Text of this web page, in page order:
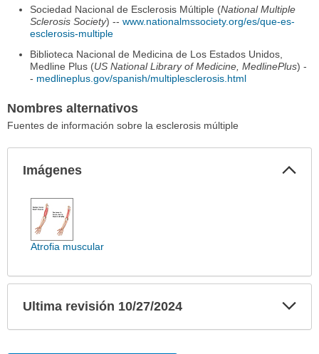
Sociedad Nacional de Esclerosis Múltiple (National Multiple
Sclerosis Society) --www.nationalmssociety.org/es/que-es-
esclerosis-multiple
Biblioteca Nacional de Medicina de Los Estados Unidos,
Medline Plus (US National Library of Medicine, MedlinePlus) -
- medlineplus.gov/spanish/multiplesclerosis.html
Nombres alternativos
Fuentes de información sobre la esclerosis múltiple
Imágenes
Imágenes
extendido.
Atrofia muscular
Ultima revisión 10/27/2024